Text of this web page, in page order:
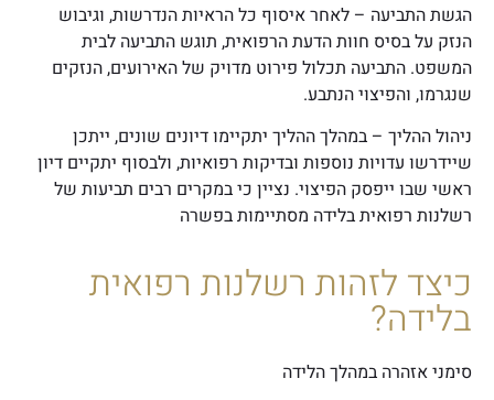
הגשת התביעה – לאחר איסוף כל הראיות הנדרשות, וגיבוש
הנזק על בסיס חוות הדעת הרפואית, תוגש התביעה לבית
המשפט. התביעה תכלול פירוט מדויק של האירועים, הנזקים
שנגרמו, והפיצוי הנתבע.
ניהול ההליך – במהלך ההליך יתקיימו דיונים שונים, ייתכן
שיידרשו עדויות נוספות ובדיקות רפואיות, ולבסוף יתקיים דיון
ראשי שבו ייפסק הפיצוי. נציין כי במקרים רבים תביעות של
רשלנות רפואית בלידה מסתיימות בפשרה
כיצד לזהות רשלנות רפואית
בלידה?
סימני אזהרה במהלך הלידה